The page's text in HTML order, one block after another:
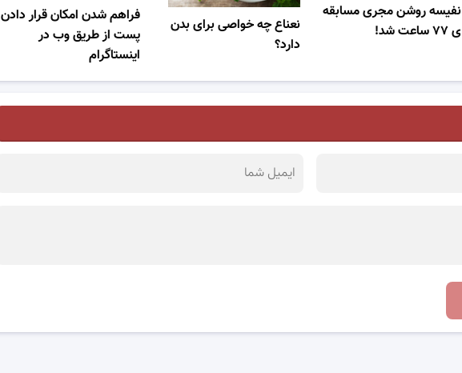
فراهم شدن امکان قرار دادن
پست از طریق وب در
اینستاگرام
نعناع چه خواصی برای بدن
دارد؟
نفیسه روشن مجری مسابقه
ی ۷۷ ساعت شد!